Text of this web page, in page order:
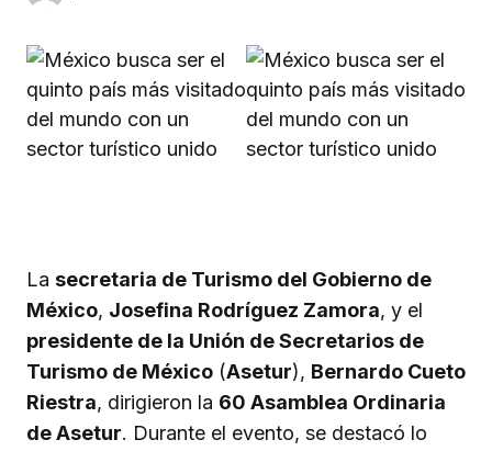
La secretaria de Turismo del Gobierno de
México, Josefina Rodríguez Zamora, y el
presidente de la Unión de Secretarios de
Turismo de México (Asetur), Bernardo Cueto
Riestra, dirigieron la 60 Asamblea Ordinaria
de Asetur. Durante el evento, se destacó lo